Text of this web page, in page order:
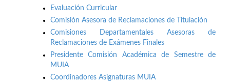
Evaluación Curricular
Comisión Asesora de Reclamaciones de Titulación
Comisiones Departamentales Asesoras de
Reclamaciones de Exámenes Finales
Presidente Comisión Académica de Semestre de
MUIA
Coordinadores Asignaturas MUIA